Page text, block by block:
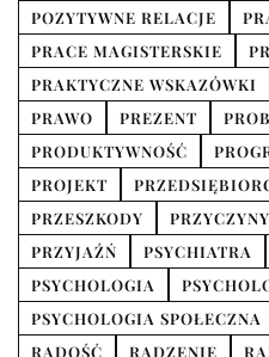
POZYTYWNE RELACJE
PRACE MAGISTERSKIE
PRAKTYCZNE WSKAZÓWKI
PRAWO
PREZENT
PRODUKTYWNOŚĆ
PROJEKT
PRZESZKODY
PRZYCZYNY
PRZYJAŹŃ
PSYCHIATRA
PSYCHOLOGIA
PSYCHOLOGIA SPOŁECZNA
RADOŚĆ
RADZENIE